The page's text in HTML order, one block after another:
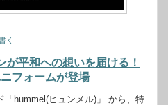
く
が平和への想いを届ける！
フォームが登場
「hummel(ヒュンメル)」 から、特